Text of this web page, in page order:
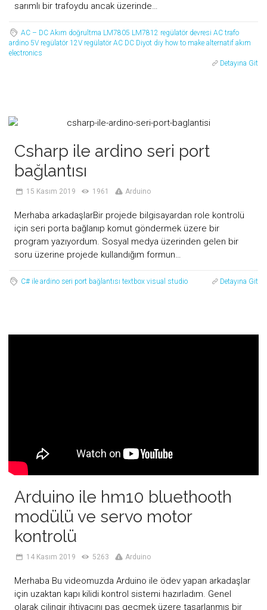
sarımlı bir trafoydu ancak üzerinde…
AC – DC Akım doğrultma LM7805 LM7812 regülatör devresi AC trafo
ardino 5V regülatör 12V regülatör AC DC Diyot diy how to make alternatif akım
electronics
Detayına Git
Csharp ile ardino seri port
bağlantısı
15 Kasım 2019 1961 Arduino
Merhaba arkadaşlarBir projede bilgisayardan role kontrolü
için seri porta bağlanıp komut göndermek üzere bir
program yazıyordum. Sosyal medya üzerinden gelen bir
soru üzerine projede kullandığım formun…
C# ile ardino seri port bağlantısı textbox visual studio Detayına Git
Arduino ile hm10 bluethooth
modülü ve servo motor
kontrolü
14 Kasım 2019 5263 Arduino
Merhaba Bu videomuzda Arduino ile ödev yapan arkadaşlar
için uzaktan kapı kilidi kontrol sistemi hazırladım. Genel
olarak çilingir ihtiyacını pas geçmek üzere tasarlanmış bir